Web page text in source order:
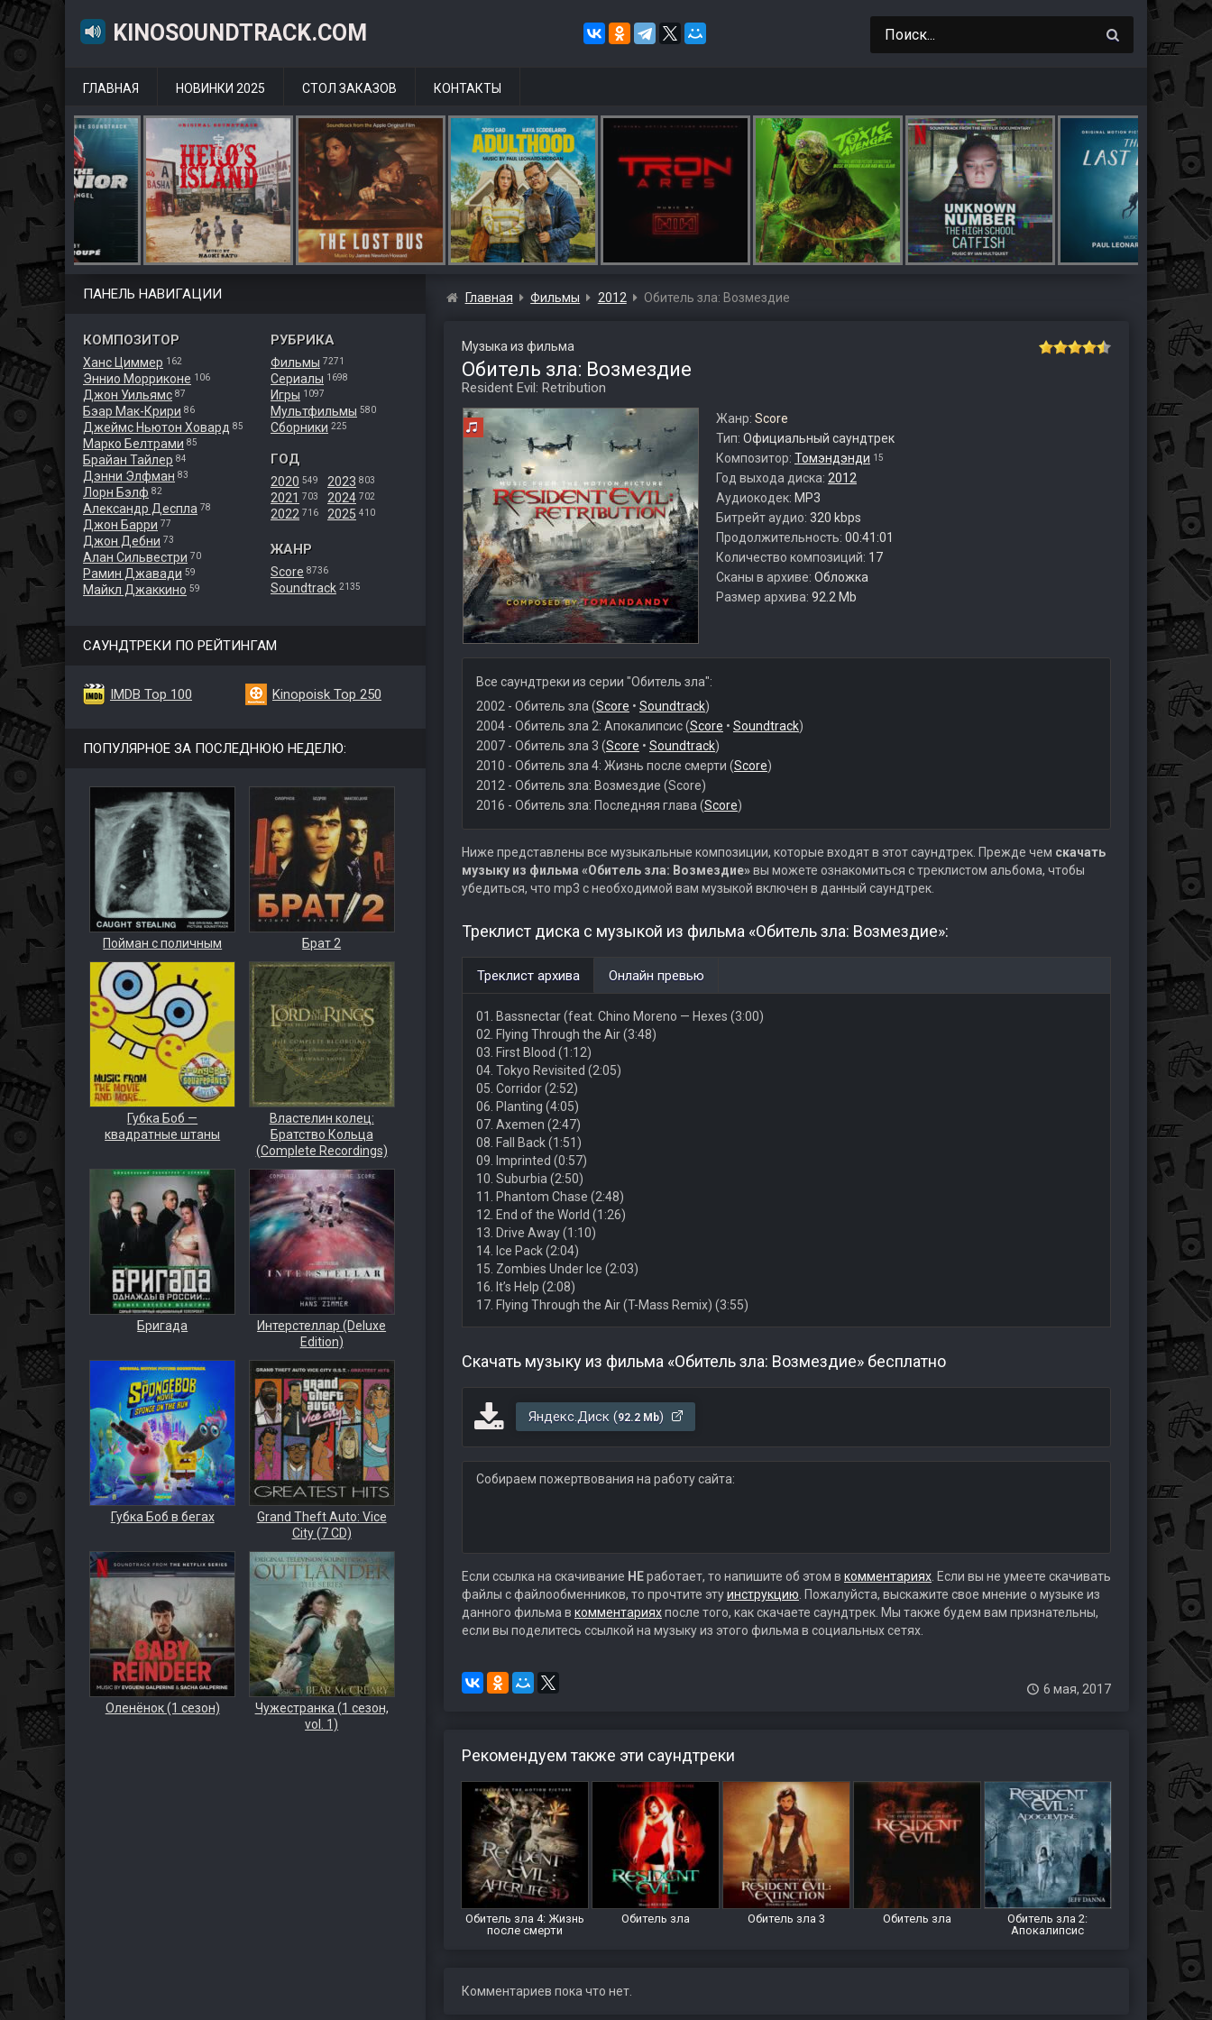
KINOSOUNDTRACK.COM
ГЛАВНАЯ НОВИНКИ 2025 СТОЛ ЗАКАЗОВ КОНТАКТЫ
ПАНЕЛЬ НАВИГАЦИИ
КОМПОЗИТОР
Ханс Циммер 162
Эннио Морриконе 106
Джон Уильямс 87
Бэар Мак-Крири 86
Джеймс Ньютон Ховард 85
Марко Белтрами 85
Брайан Тайлер 84
Дэнни Элфман 83
Лорн Бэлф 82
Александр Деспла 78
Джон Барри 77
Джон Дебни 73
Алан Сильвестри 70
Рамин Джавади 59
Майкл Джаккино 59
РУБРИКА
Фильмы 7271
Сериалы 1698
Игры 1097
Мультфильмы 580
Сборники 225
ГОД
2020 549
2021 703
2022 716
2023 803
2024 702
2025 410
ЖАНР
Score 8736
Soundtrack 2135
САУНДТРЕКИ ПО РЕЙТИНГАМ
IMDB Top 100 Kinopoisk Top 250
ПОПУЛЯРНОЕ ЗА ПОСЛЕДНЮЮ НЕДЕЛЮ:
Пойман с поличным Брат 2
Губка Боб —
квадратные штаны
Властелин колец:
Братство Кольца
(Complete Recordings)
Бригада
Интерстеллар (Deluxe
Edition)
Губка Боб в бегах
Grand Theft Auto: Vice
City (7 CD)
Оленёнок (1 сезон)
Чужестранка (1 сезон,
vol. 1)
Главная Фильмы 2012 Обитель зла: Возмездие
Музыка из фильма
Обитель зла: Возмездие
Resident Evil: Retribution
Жанр: Score
Тип: Официальный саундтрек
Композитор: Томэндэнди 15
Год выхода диска: 2012
Аудиокодек: MP3
Битрейт аудио: 320 kbps
Продолжительность: 00:41:01
Количество композиций: 17
Сканы в архиве: Обложка
Размер архива: 92.2 Mb
Все саундтреки из серии "Обитель зла":
2002 - Обитель зла (Score • Soundtrack)
2004 - Обитель зла 2: Апокалипсис (Score • Soundtrack)
2007 - Обитель зла 3 (Score • Soundtrack)
2010 - Обитель зла 4: Жизнь после смерти (Score)
2012 - Обитель зла: Возмездие (Score)
2016 - Обитель зла: Последняя глава (Score)
Ниже представлены все музыкальные композиции, которые входят в этот саундтрек. Прежде чем скачать
музыку из фильма «Обитель зла: Возмездие»вы можете ознакомиться с треклистом альбома, чтобы
убедиться, что mp3 с необходимой вам музыкой включен в данный саундтрек.
Треклист диска с музыкой из фильма «Обитель зла: Возмездие»:
Треклист архива Онлайн превью
01. Bassnectar (feat. Chino Moreno — Hexes (3:00)
02. Flying Through the Air (3:48)
03. First Blood (1:12)
04. Tokyo Revisited (2:05)
05. Corridor (2:52)
06. Planting (4:05)
07. Axemen (2:47)
08. Fall Back (1:51)
09. Imprinted (0:57)
10. Suburbia (2:50)
11. Phantom Chase (2:48)
12. End of the World (1:26)
13. Drive Away (1:10)
14. Ice Pack (2:04)
15. Zombies Under Ice (2:03)
16. It’s Help (2:08)
17. Flying Through the Air (T-Mass Remix) (3:55)
Скачать музыку из фильма «Обитель зла: Возмездие» бесплатно
Яндекс.Диск (92.2 Mb)
Собираем пожертвования на работу сайта:
Если ссылка на скачивание НЕработает, то напишите об этом в комментариях. Если вы не умеете скачивать
файлы с файлообменников, то прочтите этуинструкцию . Пожалуйста, выскажите свое мнение о музыке из
данного фильма в комментарияхпосле того, как скачаете саундтрек. Мы также будем вам признательны,
если вы поделитесь ссылкой на музыку из этого фильма в социальных сетях.
6 мая, 2017
Рекомендуем также эти саундтреки
Обитель зла 4: Жизнь
после смерти
Обитель зла Обитель зла 3 Обитель зла
Обитель зла 2:
Апокалипсис
Комментариев пока что нет.